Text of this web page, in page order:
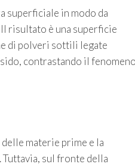
superficiale in modo da
risultato è una superficie
di polveri sottili legate
contrastando il
materie prime e la
sul fronte della